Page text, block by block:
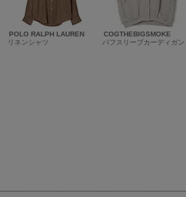
POLO RALPH LAUREN
リネンシャツ
COGTHEBIGSMOKE
パフスリーブカーディガン